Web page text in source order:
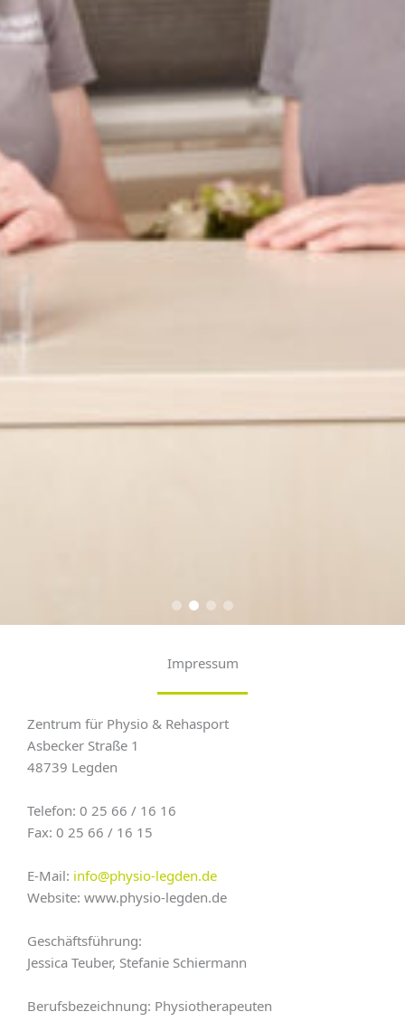
Impressum
Zentrum für Physio & Rehasport
Asbecker Straße 1
48739 Legden
Telefon: 0 25 66 / 16 16
Fax: 0 25 66 / 16 15
E-Mail: info@physio-legden.de
Website: www.physio-legden.de
Geschäftsführung:
Jessica Teuber, Stefanie Schiermann
Berufsbezeichnung: Physiotherapeuten